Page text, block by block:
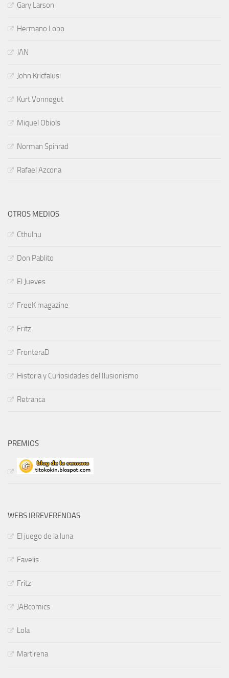
Gary Larson
Hermano Lobo
JAN
John Kricfalusi
Kurt Vonnegut
Miquel Obiols
Norman Spinrad
Rafael Azcona
OTROS MEDIOS
Cthulhu
Don Pablito
El Jueves
FreeK magazine
Fritz
FronteraD
Historia y Curiosidades del Ilusionismo
Retranca
PREMIOS
WEBS IRREVERENDAS
El juego de la luna
Favelis
Fritz
JABcomics
Lola
Martirena